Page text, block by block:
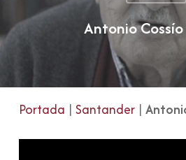
Antonio
Portada | Santander|